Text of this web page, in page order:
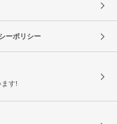
ーポリシー
す!